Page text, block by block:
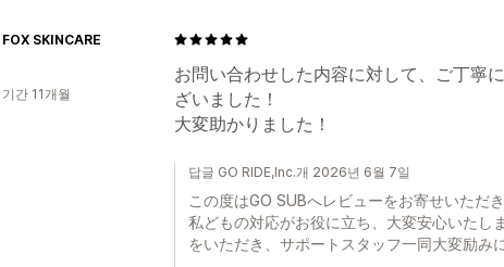
お問い合わせした内容に対して、ご丁寧
ざいました！
大変助かりました！
SKINCARE
간 11개월
답글 GO RIDE,Inc.개 2026년 6월 7일
この度はGO SUBへレビューをお寄せいただ
私どもの対応がお役に立ち、大変安心いたし
をいただき、サポートスタッフ一同大変励み